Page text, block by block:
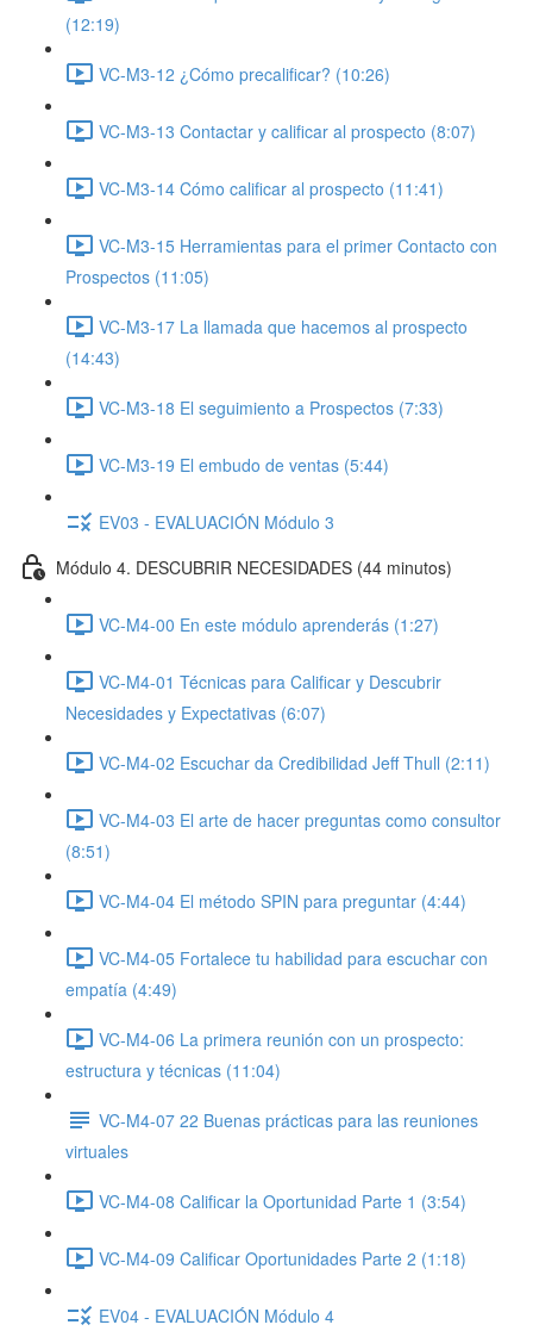
(12:19)
VC-M3-12 ¿Cómo precalificar? (10:26)
VC-M3-13 Contactar y calificar al prospecto (8:07)
VC-M3-14 Cómo calificar al prospecto (11:41)
VC-M3-15 Herramientas para el primer Contacto con
Prospectos (11:05)
VC-M3-17 La llamada que hacemos al prospecto
(14:43)
VC-M3-18 El seguimiento a Prospectos (7:33)
VC-M3-19 El embudo de ventas (5:44)
EV03 - EVALUACIÓN Módulo 3
Módulo 4. DESCUBRIR NECESIDADES (44 minutos)
VC-M4-00 En este módulo aprenderás (1:27)
VC-M4-01 Técnicas para Calificar y Descubrir
Necesidades y Expectativas (6:07)
VC-M4-02 Escuchar da Credibilidad Jeff Thull (2:11)
VC-M4-03 El arte de hacer preguntas como consultor
(8:51)
VC-M4-04 El método SPIN para preguntar (4:44)
VC-M4-05 Fortalece tu habilidad para escuchar con
empatía (4:49)
VC-M4-06 La primera reunión con un prospecto:
estructura y técnicas (11:04)
VC-M4-07 22 Buenas prácticas para las reuniones
virtuales
VC-M4-08 Calificar la Oportunidad Parte 1 (3:54)
VC-M4-09 Calificar Oportunidades Parte 2 (1:18)
EV04 - EVALUACIÓN Módulo 4